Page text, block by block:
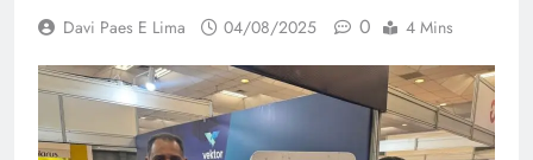
Davi Paes E Lima 04/08/2025 0 4 Mins